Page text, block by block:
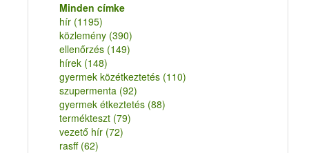
Minden címke
hír (1195)
közlemény (390)
ellenőrzés (149)
hírek (148)
gyermek közétkeztetés (110)
szupermenta (92)
gyermek étkeztetés (88)
termékteszt (79)
vezető hír (72)
rasff (62)